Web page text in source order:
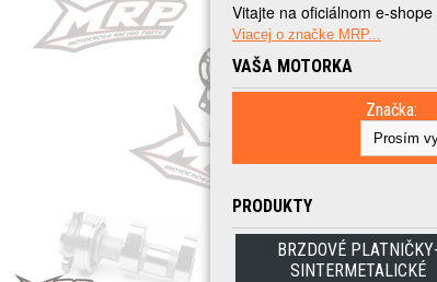
Vitajte na oficiálnom e-
Viacej o značke MRP...
VAŠA MOTORKA
Značka:
PRODUKTY
BRZDOVÉ PLATNIČKY-
SINTERMETALICKÉ